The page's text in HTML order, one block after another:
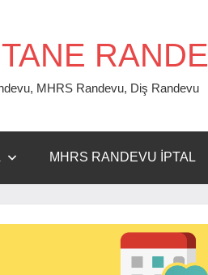
MHRS Randevu, Diş Randevu
MHRS RANDEVU İPTAL